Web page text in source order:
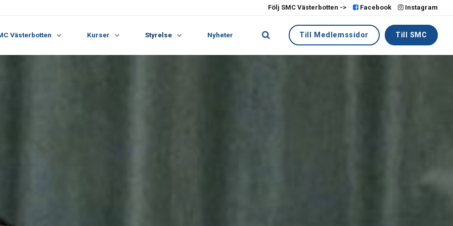
Följ SMC Västerbotten -> Facebook Instagram
Västerbotten Kurser Styrelse Nyheter Till Medlemssidor Till SMC